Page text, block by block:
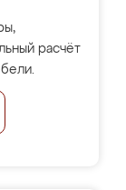
расчёт